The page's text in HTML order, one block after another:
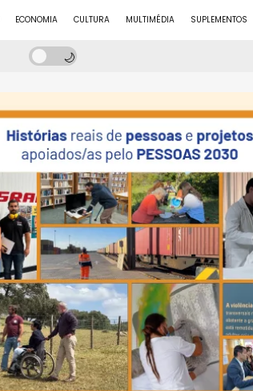
ECONOMIA CULTURA MULTIMÉDIA SUPLEMENTOS